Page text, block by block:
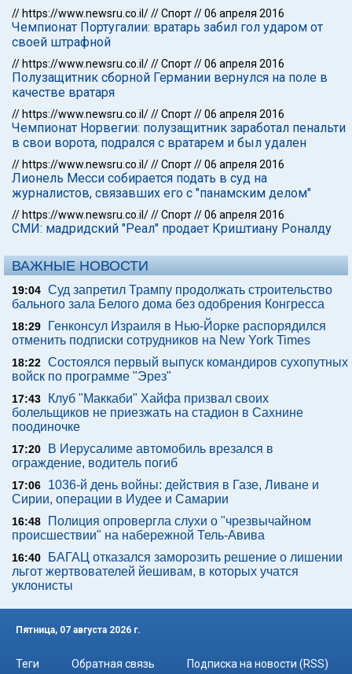
// https://www.newsru.co.il///Спорт//06 апреля 2016
Чемпионат Португалии: вратарь забил гол ударом от
своей штрафной
// https://www.newsru.co.il///Спорт//06 апреля 2016
Полузащитник сборной Германии вернулся на поле в
качестве вратаря
// https://www.newsru.co.il///Спорт//06 апреля 2016
Чемпионат Норвегии: полузащитник заработал пенальти
в свои ворота, подрался с вратарем и был удален
// https://www.newsru.co.il///Спорт//06 апреля 2016
Лионель Месси собирается подать в суд на
журналистов, связавших его с "панамским делом"
// https://www.newsru.co.il///Спорт//06 апреля 2016
СМИ: мадридский "Реал" продает Криштиану Роналду
ВАЖНЫЕ НОВОСТИ
19:04 Суд запретил Трампу продолжать строительство
бального зала Белого дома без одобрения Конгресса
18:29
Генконсул Израиля в Нью-Йорке распорядился
отменить подписки сотрудников на New York Times
18:22 Состоялся первый выпуск командиров сухопутных
войск по программе "Эрез"
17:43
Клуб "Маккаби" Хайфа призвал своих
болельщиков не приезжать на стадион в Сахнине
поодиночке
17:20
В Иерусалиме автомобиль врезался в
ограждение, водитель погиб
17:06
1036-й день войны: действия в Газе, Ливане и
Сирии, операции в Иудее и Самарии
16:48
Полиция опровергла слухи о "чрезвычайном
происшествии" на набережной Тель-Авива
16:40
БАГАЦ отказался заморозить решение о лишении
льгот жертвователей йешивам, в которых учатся
уклонисты
Пятница, 07 августа 2026 г.
Теги Обратная связь Подписка на новости (RSS)